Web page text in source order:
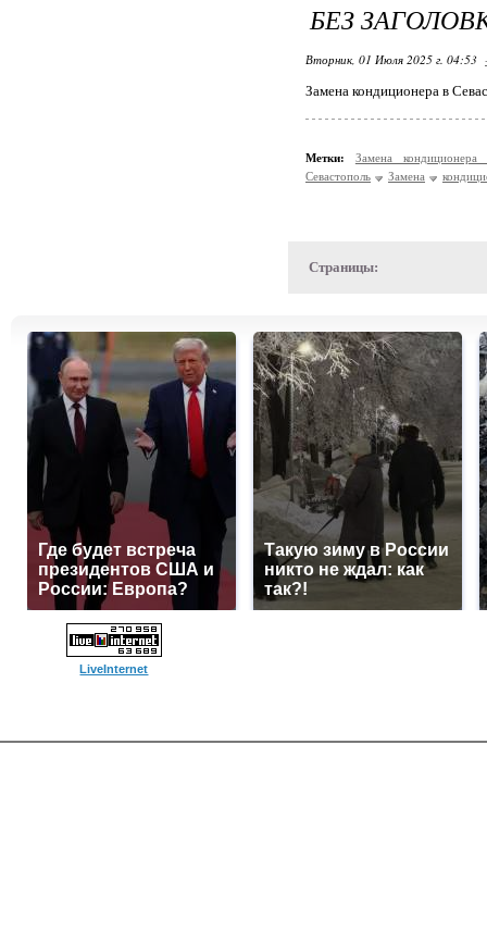
БЕЗ
Вторник, 01 Июля 2025 г. 04:53
Замена кондиционера в
Метки:
Замена кондиционера
Севастополь
Замена
Страницы:
Где будет встреча
президентов США и
России: Европа?
Такую зиму в России
никто не ждал: как
так?!
LiveInternet